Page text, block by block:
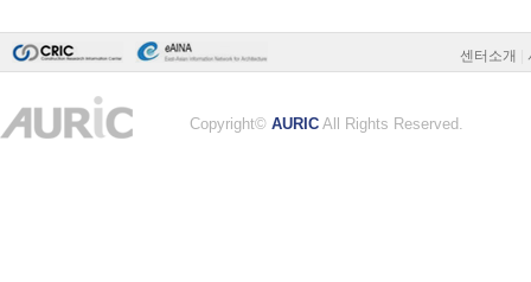
센터소개
Copyright© AURIC All Rights Reserved.